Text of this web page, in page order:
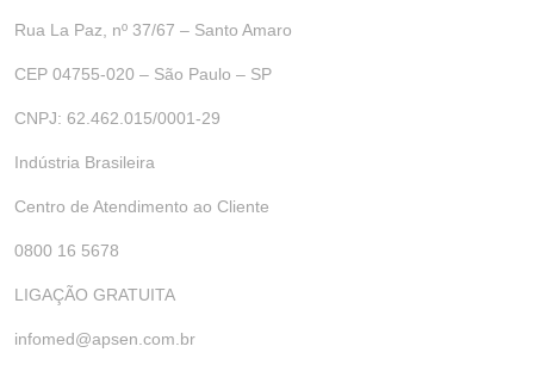
Rua La Paz, nº 37/67 – Santo Amaro
CEP 04755-020 – São Paulo – SP
CNPJ: 62.462.015/0001-29
Indústria Brasileira
Centro de Atendimento ao Cliente
0800 16 5678
LIGAÇÃO GRATUITA
infomed@apsen.com.br